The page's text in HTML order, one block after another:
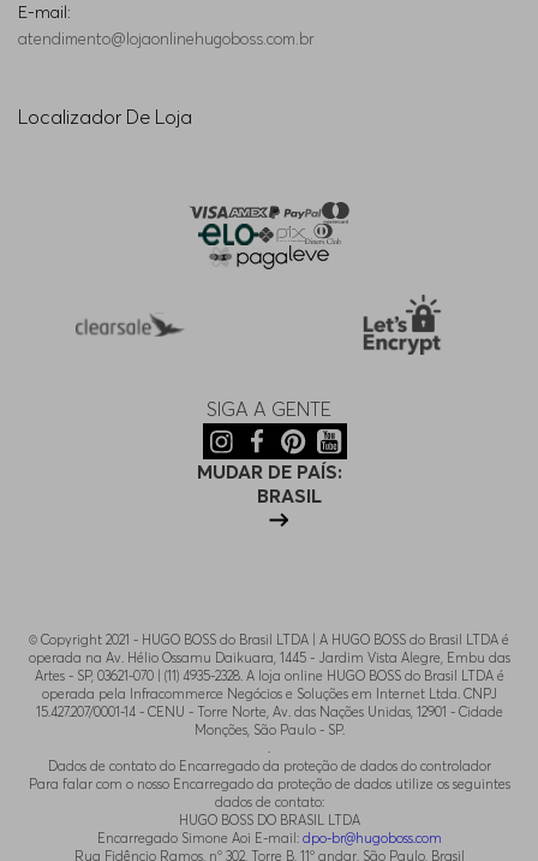
E-mail:
atendimento@lojaonlinehugoboss.com.br
Localizador De Loja
SIGA A GENTE
MUDAR DE PAÍS:
BRASIL
© Copyright 2021 - HUGO BOSS do Brasil LTDA | A HUGO BOSS do Brasil LTDA é
operada na Av. Hélio Ossamu Daikuara, 1445 - Jardim Vista Alegre, Embu das
Artes - SP, 03621-070 | (11) 4935-2328. A loja online HUGO BOSS do Brasil LTDA é
operada pela Infracommerce Negócios e Soluções em Internet Ltda. CNPJ
15.427.207/0001-14 - CENU - Torre Norte, Av. das Nações Unidas, 12901 - Cidade
Monções, São Paulo - SP.
.
Dados de contato do Encarregado da proteção de dados do controlador
Para falar com o nosso Encarregado da proteção de dados utilize os seguintes
dados de contato:
HUGO BOSS DO BRASIL LTDA
Encarregado Simone Aoi E-mail: dpo-br@hugoboss.com
Rua Fidêncio Ramos, n° 302, Torre B, 11° andar, São Paulo, Brasil